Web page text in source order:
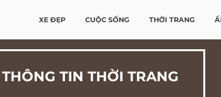
XE ĐẸP CUỘC SỐNG THỜI TRANG
THÔNG TIN THỜI TRANG